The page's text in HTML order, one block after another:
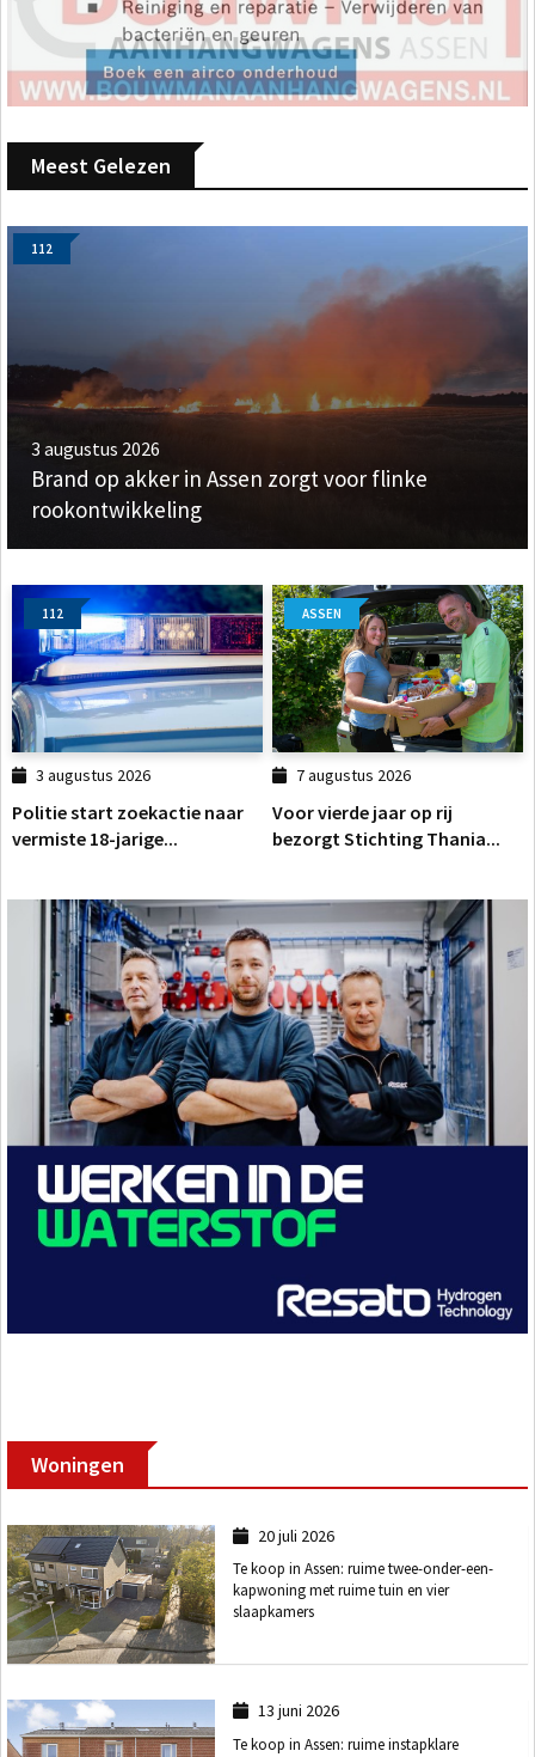
Meest Gelezen
112
3 augustus 2026
Brand op akker in Assen zorgt voor flinke
rookontwikkeling
112
3 augustus 2026
Politie start zoekactie naar
vermiste 18-jarige...
ASSEN
7 augustus 2026
Voor vierde jaar op rij
bezorgt Stichting Thania...
Woningen
20 juli 2026
Te koop in Assen: ruime twee-onder-een-
kapwoning met ruime tuin en vier
slaapkamers
13 juni 2026
Te koop in Assen: ruime instapklare